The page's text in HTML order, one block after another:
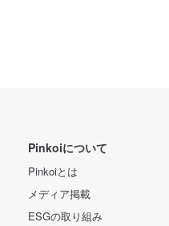
Pinkoiについて
Pinkoiとは
メディア掲載
ESGの取り組み